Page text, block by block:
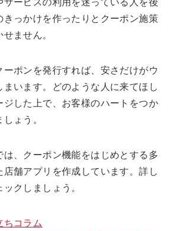
っかけを作ったりとクーポン施策
ません。
ポンを発行すれば、安さだけがウ
まいます。どのような人に来てほし
した上で、お客様のハートをつか
ょう。
、クーポン機能をはじめとする多
舗アプリを作成しています。詳し
クしましょう。
ちコラム